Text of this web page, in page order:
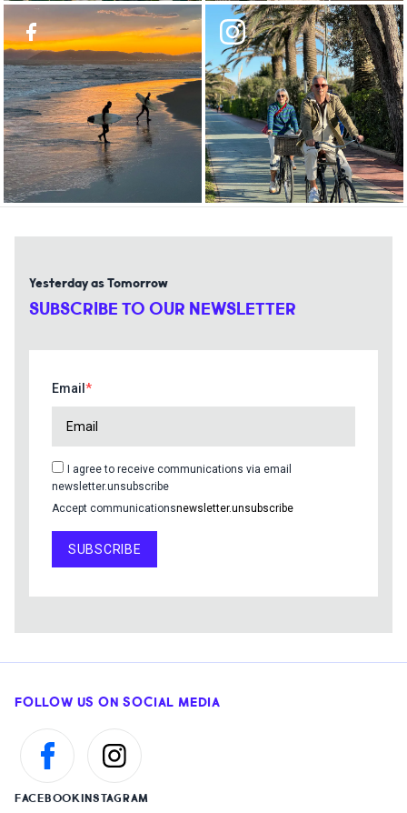
Yesterday as Tomorrow
SUBSCRIBE TO OUR NEWSLETTER
Email
I agree to receive communications via email
newsletter.unsubscribe
Accept communicationsnewsletter.unsubscribe
SUBSCRIBE
FOLLOW US ON SOCIAL MEDIA
FACEBOOKINSTAGRAM